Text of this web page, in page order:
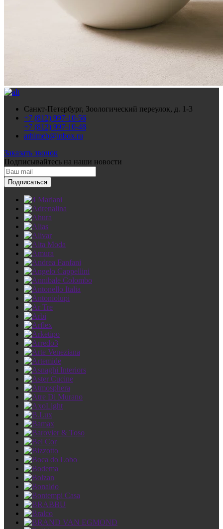
Санкт-Петербург, Зоологический переулок, д. 1-3
+7 (812) 997-10-56
+7 (812) 997-10-48
arhimeb@inbox.ru
Заказать звонок
Подписывайтесь на наши новости